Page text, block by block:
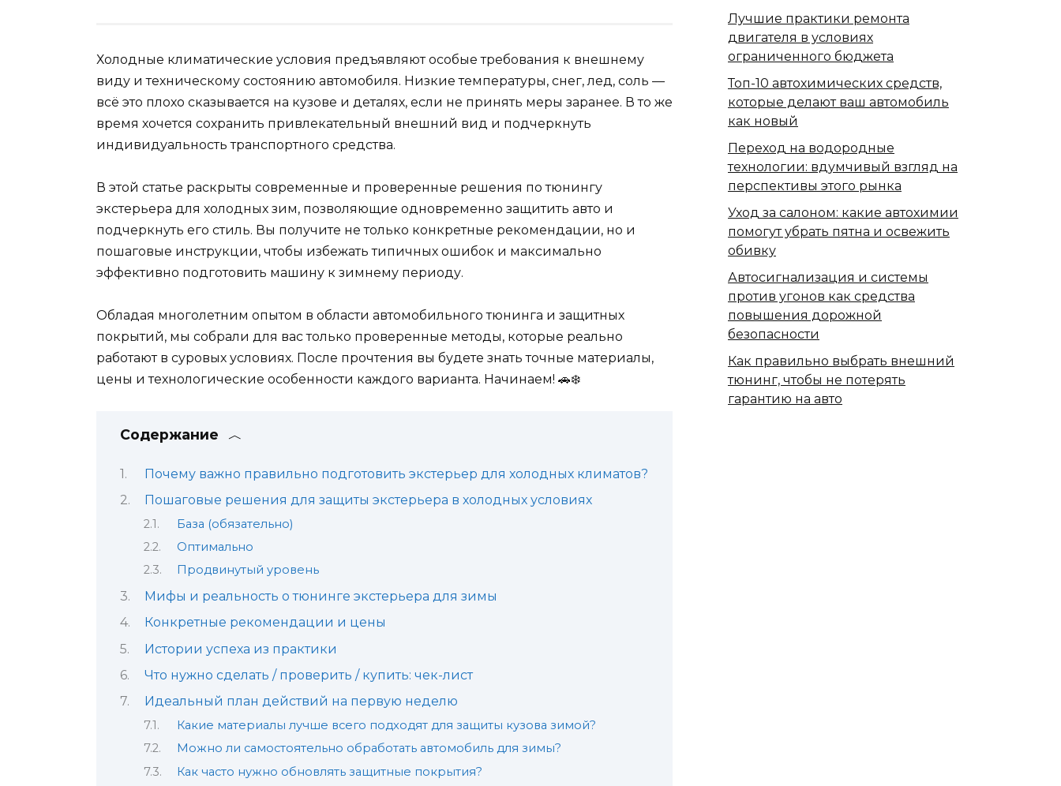
Холодные климатические условия предъявляют особые требования к внешнему
виду и техническому состоянию автомобиля. Низкие температуры, снег, лед, соль —
всё это плохо сказывается на кузове и деталях, если не принять меры заранее. В то же
время хочется сохранить привлекательный внешний вид и подчеркнуть
индивидуальность транспортного средства.
В этой статье раскрыты современные и проверенные решения по тюнингу
экстерьера для холодных зим, позволяющие одновременно защитить авто и
подчеркнуть его стиль. Вы получите не только конкретные рекомендации, но и
пошаговые инструкции, чтобы избежать типичных ошибок и максимально
эффективно подготовить машину к зимнему периоду.
Обладая многолетним опытом в области автомобильного тюнинга и защитных
покрытий, мы собрали для вас только проверенные методы, которые реально
работают в суровых условиях. После прочтения вы будете знать точные материалы,
цены и технологические особенности каждого варианта. Начинаем! 🚗❄️
Содержание
Почему важно правильно подготовить экстерьер для холодных климатов?
Пошаговые решения для защиты экстерьера в холодных условиях
База (обязательно)
Оптимально
Продвинутый уровень
Мифы и реальность о тюнинге экстерьера для зимы
Конкретные рекомендации и цены
Истории успеха из практики
Что нужно сделать / проверить / купить: чек-лист
Идеальный план действий на первую неделю
Какие материалы лучше всего подходят для защиты кузова зимой?
Можно ли самостоятельно обработать автомобиль для зимы?
Как часто нужно обновлять защитные покрытия?
Лучшие практики ремонта
двигателя в условиях
ограниченного бюджета
Топ-10 автохимических средств,
которые делают ваш автомобиль
как новый
Переход на водородные
технологии: вдумчивый взгляд на
перспективы этого рынка
Уход за салоном: какие автохимии
помогут убрать пятна и освежить
обивку
Автосигнализация и системы
против угонов как средства
повышения дорожной
безопасности
Как правильно выбрать внешний
тюнинг, чтобы не потерять
гарантию на авто